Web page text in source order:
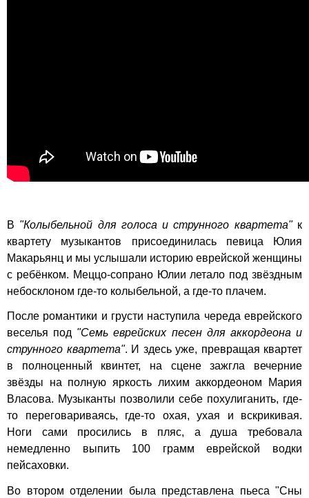
В "Колыбельной для голоса и струнного квартета"к
квартету музыкантов присоединилась певица Юлия
Макарьянц и мы услышали историю еврейской женщины
с ребёнком. Меццо-сопрано Юлии летало под звёздным
небосклоном где-то колыбельной, а где-то плачем.
После романтики и грусти наступила череда еврейского
веселья под "Семь еврейских песен для аккордеона и
струнного квартета". И здесь уже, превращая квартет
в полноценный квинтет, на сцене зажгла вечерние
звёзды на полную яркость лихим аккордеоном Мария
Власова. Музыканты позволили себе похулиганить, где-
то переговариваясь, где-то охая, ухая и вскрикивая.
Ноги сами просились в пляс, а душа требовала
немедленно выпить 100 грамм еврейской водки
пейсаховки.
Во втором отделении была представлена пьеса "Сны